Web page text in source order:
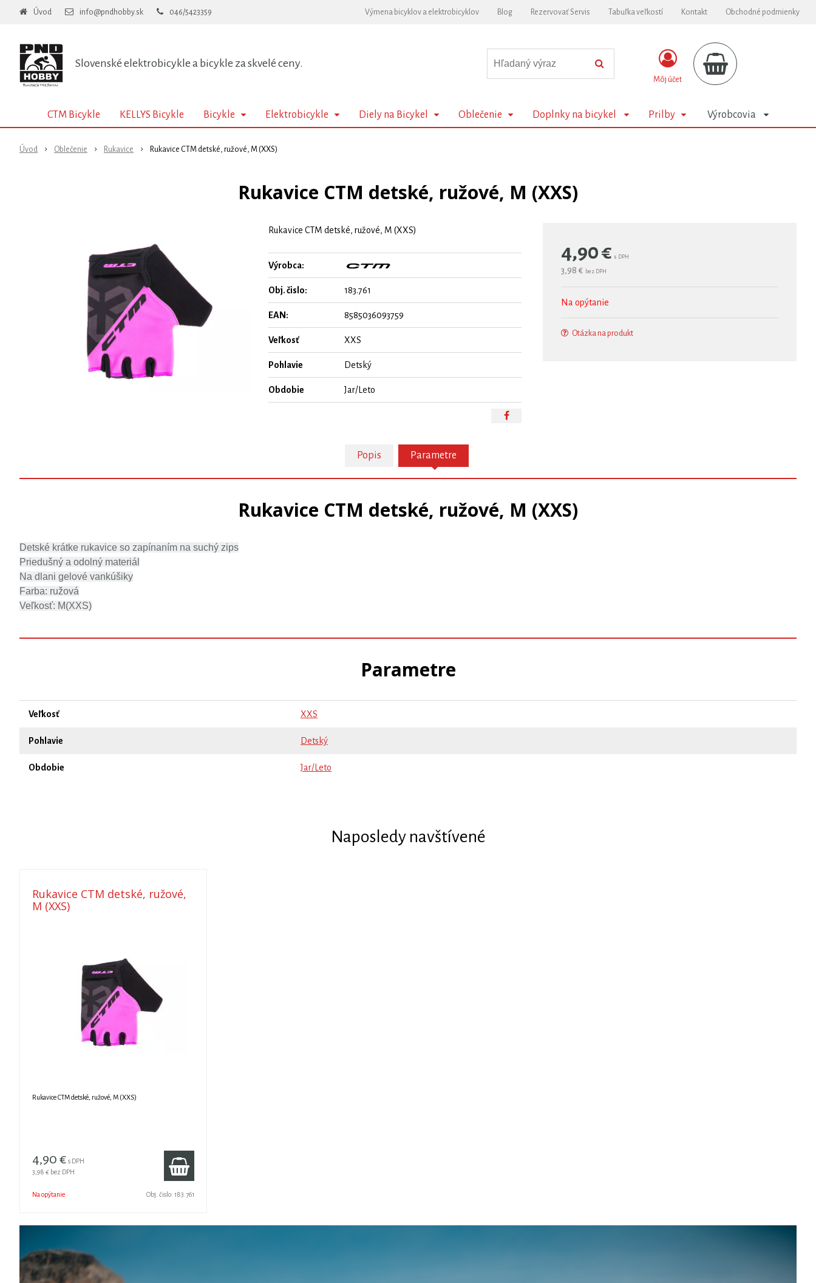
Slovenské elektrobicykle a bicykle za skvelé ceny.
Úvod info@pndhobby.sk 046/5423359 Výmena bicyklov a elektrobicyklov Blog Rezervovať Servis Tabuľka veľkostí Kontakt Obchodné podmienky
Môj účet
CTM Bicykle KELLYS Bicykle Bicykle Elektrobicykle Diely na Bicykel Oblečenie Doplnky na bicykel Prilby Výrobcovia
Úvod Oblečenie Rukavice Rukavice CTM detské, ružové, M (XXS)
Rukavice CTM detské, ružové, M (XXS)
4,90€ s DPH
3,98 € bez DPH
Na opýtanie
Otázka na produkt
Rukavice CTM detské, ružové, M (XXS)
Výrobca:
Obj. čislo: 183.761
EAN: 8585036093759
Veľkosť XXS
Pohlavie Detský
Obdobie Jar/Leto
Popis Parametre
Rukavice CTM detské, ružové, M (XXS)
Detské krátke rukavice so zapínaním na suchý zips
Priedušný a odolný materiál
Na dlani gelové vankúšiky
Farba: ružová
Veľkosť: M(XXS)
Parametre
Veľkosť XXS
Pohlavie Detský
Obdobie Jar/Leto
Naposledy navštívené
Rukavice CTM detské, ružové,
M (XXS)
Rukavice CTM detské, ružové, M (XXS)
4,90 € s DPH
3,98 € bez DPH
Na opýtanie Obj. čislo: 183.761